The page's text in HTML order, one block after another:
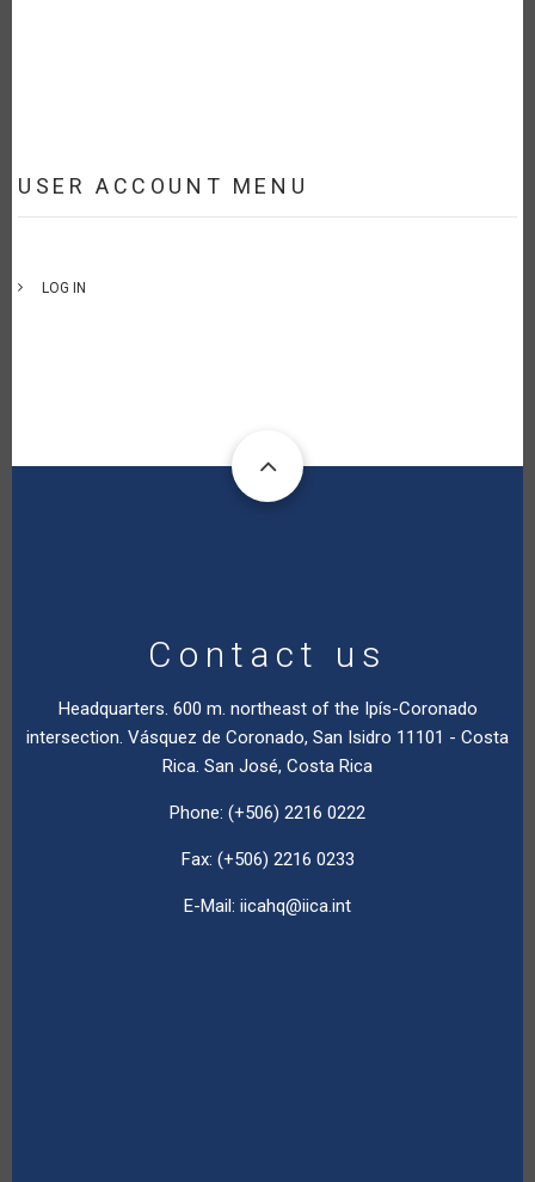
USER ACCOUNT MENU
LOG IN
Contact us
Headquarters. 600 m. northeast of the Ipís-Coronado
intersection. Vásquez de Coronado, San Isidro 11101 - Costa
Rica. San José, Costa Rica
Phone: (+506) 2216 0222
Fax: (+506) 2216 0233
E-Mail: iicahq@iica.int